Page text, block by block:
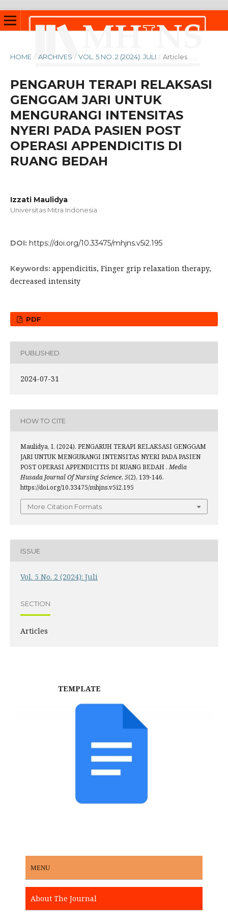
HOME / ARCHIVES / VOL. 5 NO. 2 (2024): JULI / Articles
PENGARUH TERAPI RELAKSASI
GENGGAM JARI UNTUK
MENGURANGI INTENSITAS
NYERI PADA PASIEN POST
OPERASI APPENDICITIS DI
RUANG BEDAH
Izzati Maulidya
Universitas Mitra Indonesia
DOI: https://doi.org/10.33475/mhjns.v5i2.195
Keywords: appendicitis, Finger grip relaxation therapy,
decreased intensity
PDF
PUBLISHED
2024-07-31
HOW TO CITE
Maulidya, I. (2024). PENGARUH TERAPI RELAKSASI GENGGAM
JARI UNTUK MENGURANGI INTENSITAS NYERI PADA PASIEN
POST OPERASI APPENDICITIS DI RUANG BEDAH .Media
Husada Journal Of Nursing Science, 5(2), 139-146.
https://doi.org/10.33475/mhjns.v5i2.195
More Citation Formats
ISSUE
Vol. 5 No. 2 (2024): Juli
SECTION
Articles
TEMPLATE
MENU
About The Journal